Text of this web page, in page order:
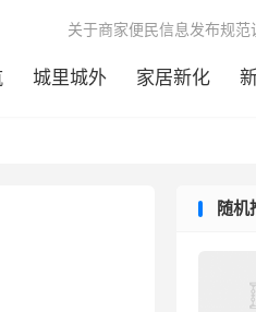
城里城外 家居新化
关于商家便民信息发布规范
随机